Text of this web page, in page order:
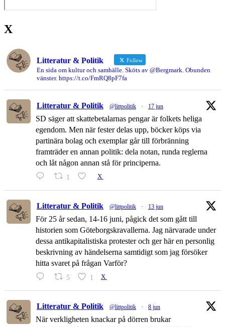
X
Litteratur & Politik Follow
En sida om kultur och samhälle. Sköts av @Bergmark. Obunden
vänster. https://t.co/FmRQ8pF7fa
Litteratur & Politik @littpolitik · 17 jun
SD säger att skattebetalarnas pengar är folkets heliga
egendom. Men när fester delas upp, böcker köps via
partinära bolag och exemplar går till förbränning
framträder en annan politik: dela notan, runda reglerna
och låt någon annan stå för principerna.
1 X
Litteratur & Politik @littpolitik · 13 jun
För 25 år sedan, 14-16 juni, pågick det som gått till
historien som Göteborgskravallerna. Jag närvarade under
dessa antikapitalistiska protester och ger här en personlig
beskrivning av händelserna samtidigt som jag försöker
hitta svaret på frågan Varför?
5 1 X
Litteratur & Politik @littpolitik · 8 jun
När verkligheten knackar på dörren brukar